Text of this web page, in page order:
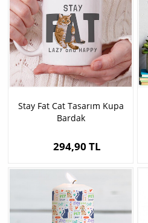
Stay Fat Cat Tasarım Kupa
Bardak
294,90 TL